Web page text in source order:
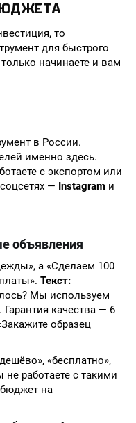
то
для быстрого
начинаете и вам
в России.
именно здесь.
с экспортом или
— Instagram и
объявления
а «Сделаем 100
Текст:
Мы используем
Гарантия качества — 6
образец
«бесплатно»,
работаете с такими
на